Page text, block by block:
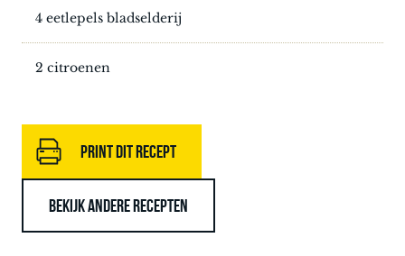
4 eetlepels bladselderij
2 citroenen
PRINT DIT RECEPT
BEKIJK ANDERE RECEPTEN